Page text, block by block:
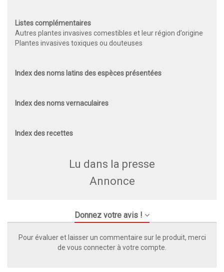
Listes complémentaires
Autres plantes invasives comestibles et leur région d’origine
Plantes invasives toxiques ou douteuses
Index des noms latins des espèces présentées
Index des noms vernaculaires
Index des recettes
Lu dans la presse
Annonce
Donnez votre avis !
Pour évaluer et laisser un commentaire sur le produit, merci
de vous connecter à votre compte.